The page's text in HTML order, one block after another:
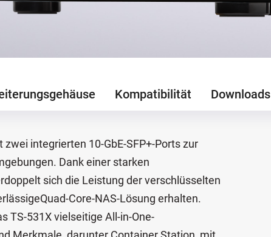
Kompatibilität Downloads
integrierten 10-GbE-SFP+-Ports zur
Dank einer starken
sich die Leistung der verschlüsselten
Core-NAS-Lösung erhalten.
TS-531X vielseitige All-in-One-